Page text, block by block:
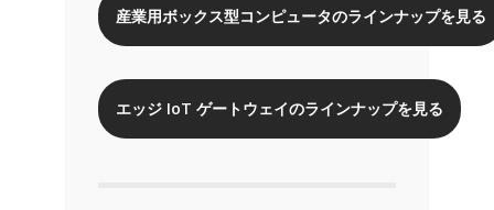
産業用ボックス型コンピュータのラインナップを見る
エッジ IoT ゲートウェイのラインナップを見る